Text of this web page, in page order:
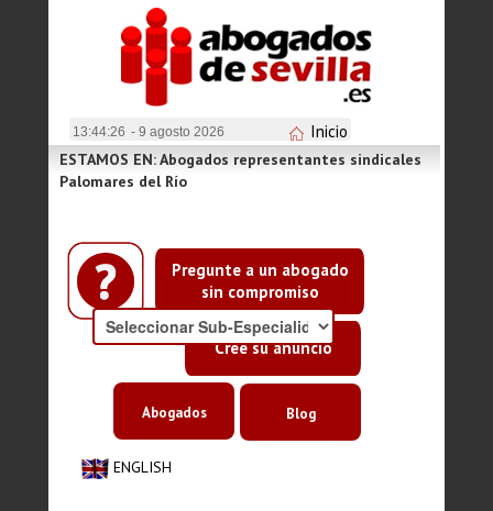
13:44:26 - 9 agosto 2026 Inicio
Pregunte a un abogado
sin compromiso
Cree su anuncio
ESTAMOS EN: Abogados representantes sindicales
Palomares del Río
ENGLISH
Abogados Blog